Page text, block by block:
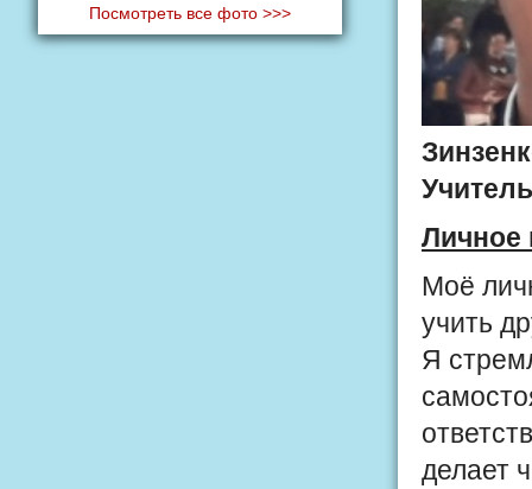
Посмотреть все фото >>>
Личное
Моё
учить
Я
делает